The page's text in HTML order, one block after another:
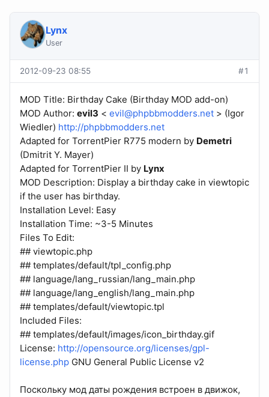
Lynx
User
2012-09-23 08:55 #1
MOD Title: Birthday Cake (Birthday MOD add-on)
MOD Author: evil3 < evil@phpbbmodders.net > (Igor
Wiedler) http://phpbbmodders.net
Adapted for TorrentPier R775 modern by Demetri
(Dmitrit Y. Mayer)
Adapted for TorrentPier II by Lynx
MOD Description: Display a birthday cake in viewtopic
if the user has birthday.
Installation Level: Easy
Installation Time: ~3-5 Minutes
Files To Edit:
## viewtopic.php
## templates/default/tpl_config.php
## language/lang_russian/lang_main.php
## language/lang_english/lang_main.php
## templates/default/viewtopic.tpl
Included Files:
## templates/default/images/icon_birthday.gif
License: http://opensource.org/licenses/gpl-
license.php GNU General Public License v2
Поскольку мод даты рождения встроен в движок,